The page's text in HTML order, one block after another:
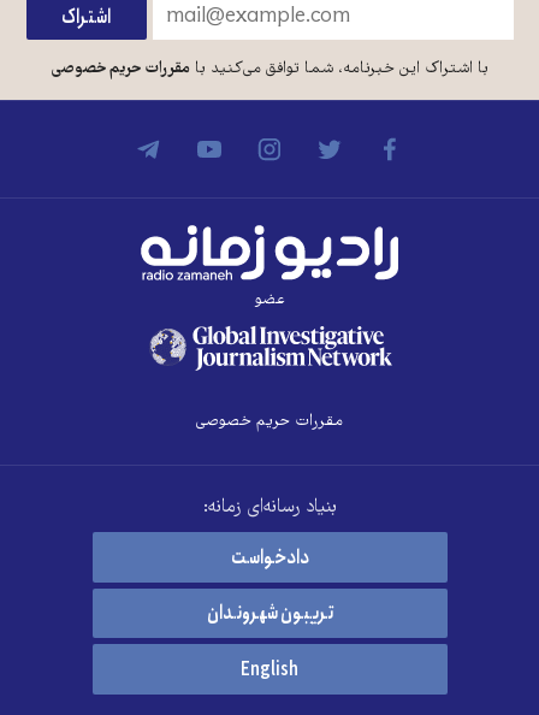
با اشتراک این خبرنامه، شما توافق می‌کنید بامقررات حریم خصوصی
عضو
مقررات حریم خصوصی
بنیاد رسانه‌ای زمانه:
دادخواست
تریبون شهروندان
English